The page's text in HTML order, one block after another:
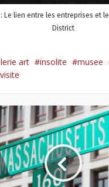
Le lien entre les entreprises et
District
art insolite musee
visite